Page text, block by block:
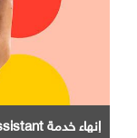
إنهاء خدمة Google Assistant. علي الاجهزه المؤهله